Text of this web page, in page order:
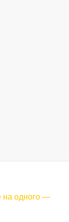
на одного —